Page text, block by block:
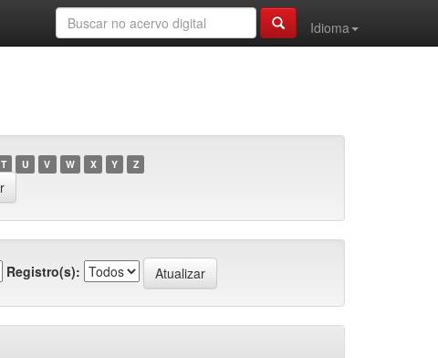
Idioma
T U V W X Y Z
Registro(s):